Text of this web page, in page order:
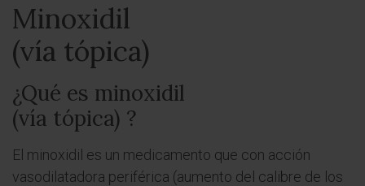
Minoxidil
(vía tópica)
¿Qué es minoxidil
(vía tópica) ?
El minoxidil es un medicamento que con acción
vasodilatadora periférica (aumento del calibre de los